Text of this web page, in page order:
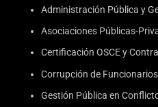
Administración Pública y
Asociaciones Públicas-
Certificación OSCE y
Corrupción de Funcionarios
Gestión Pública en